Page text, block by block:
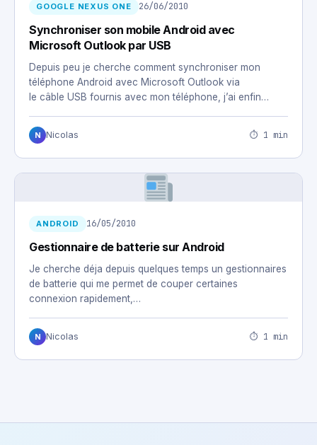
GOOGLE NEXUS ONE 26/06/2010
Synchroniser son mobile Android avec
Microsoft Outlook par USB
Depuis peu je cherche comment synchroniser mon
téléphone Android avec Microsoft Outlook via
le câble USB fournis avec mon téléphone, j’ai enfin
N Nicolas ⏱ 1 min
ANDROID 16/05/2010
Gestionnaire de batterie sur Android
Je cherche déja depuis quelques temps un gestionnaires
de batterie qui me permet de couper certaines
connexion rapidement,…
N Nicolas ⏱ 1 min